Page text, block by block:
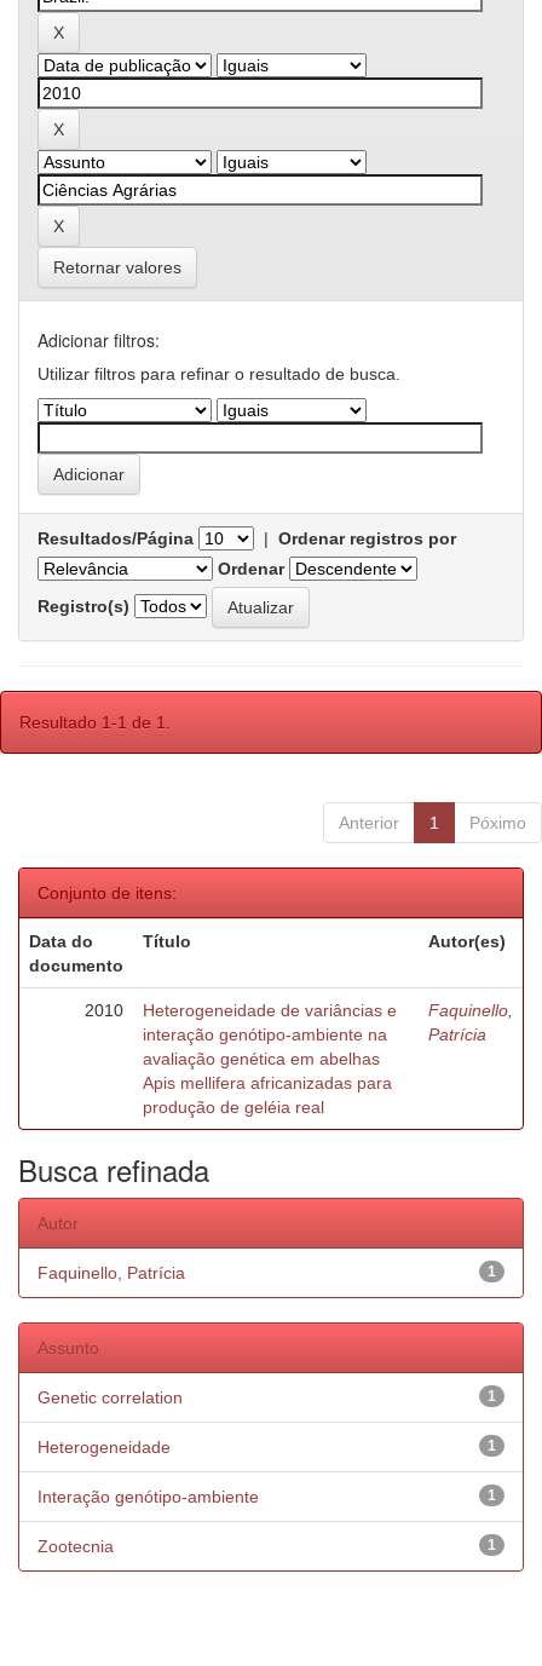
Retornar valores
Adicionar filtros:
Utilizar filtros para refinar o resultado de busca.
Resultados/Página | Ordenar registros por
Ordenar
Registro(s)
Resultado 1-1 de 1.
Anterior 1 Póximo
Conjunto de itens:
Data do
documento
Título Autor(es)
2010
Heterogeneidade de variâncias e
interação genótipo-ambiente na
avaliação genética em abelhas
Apis mellifera africanizadas para
produção de geléia real
Faquinello,
Patrícia
Busca refinada
Autor
1
Faquinello, Patrícia
Assunto
1
Genetic correlation
1
Heterogeneidade
1
Interação genótipo-ambiente
1
Zootecnia